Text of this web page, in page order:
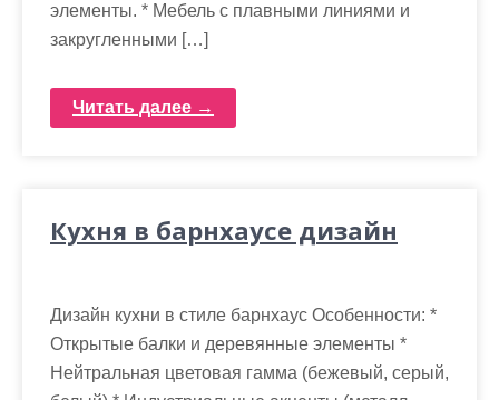
элементы. * Мебель с плавными линиями и
закругленными […]
Читать далее →
Кухня в барнхаусе дизайн
Дизайн кухни в стиле барнхаус Особенности: *
Открытые балки и деревянные элементы *
Нейтральная цветовая гамма (бежевый, серый,